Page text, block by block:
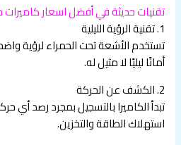
تقنيات حديثة في أفضل اسعار
1. تقنية الرؤية الليلية
تستخدم الأشعة تحت الحمراء لرؤية
أمانًا ليليًا لا مثيل له.
2. الكشف عن الحركة
تبدأ الكاميرا بالتسجيل بمجرد رصد أي
استهلاك الطاقة والتخزين.